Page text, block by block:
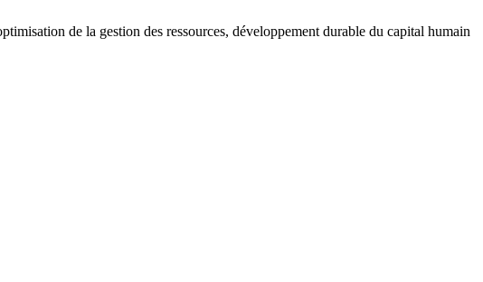
de la gestion des ressources, développement durable du capital humain